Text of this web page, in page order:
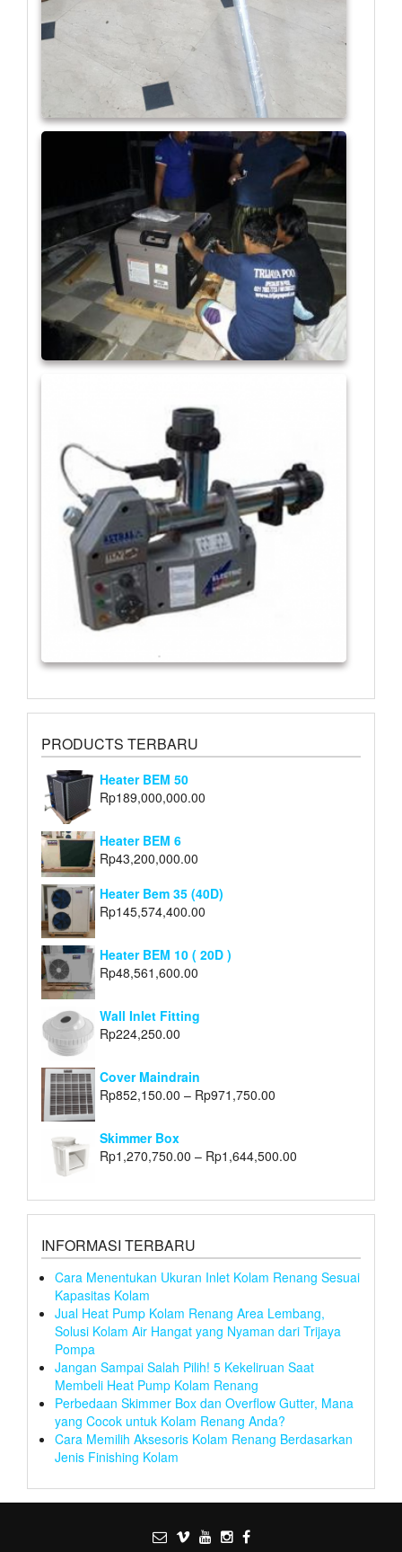
PRODUCTS TERBARU
Heater BEM 50
Rp189,000,000.00
Heater BEM 6
Rp43,200,000.00
Heater Bem 35 (40D)
Rp145,574,400.00
Heater BEM 10 ( 20D )
Rp48,561,600.00
Wall Inlet Fitting
Rp224,250.00
Cover Maindrain
Rp852,150.00 – Rp971,750.00
Skimmer Box
Rp1,270,750.00 – Rp1,644,500.00
INFORMASI TERBARU
Cara Menentukan Ukuran Inlet Kolam Renang Sesuai
Kapasitas Kolam
Jual Heat Pump Kolam Renang Area Lembang,
Solusi Kolam Air Hangat yang Nyaman dari Trijaya
Pompa
Jangan Sampai Salah Pilih! 5 Kekeliruan Saat
Membeli Heat Pump Kolam Renang
Perbedaan Skimmer Box dan Overflow Gutter, Mana
yang Cocok untuk Kolam Renang Anda?
Cara Memilih Aksesoris Kolam Renang Berdasarkan
Jenis Finishing Kolam